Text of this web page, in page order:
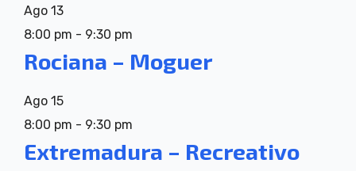
Ago 13
8:00 pm - 9:30 pm
Rociana – Moguer
Ago 15
8:00 pm - 9:30 pm
Extremadura – Recreativo